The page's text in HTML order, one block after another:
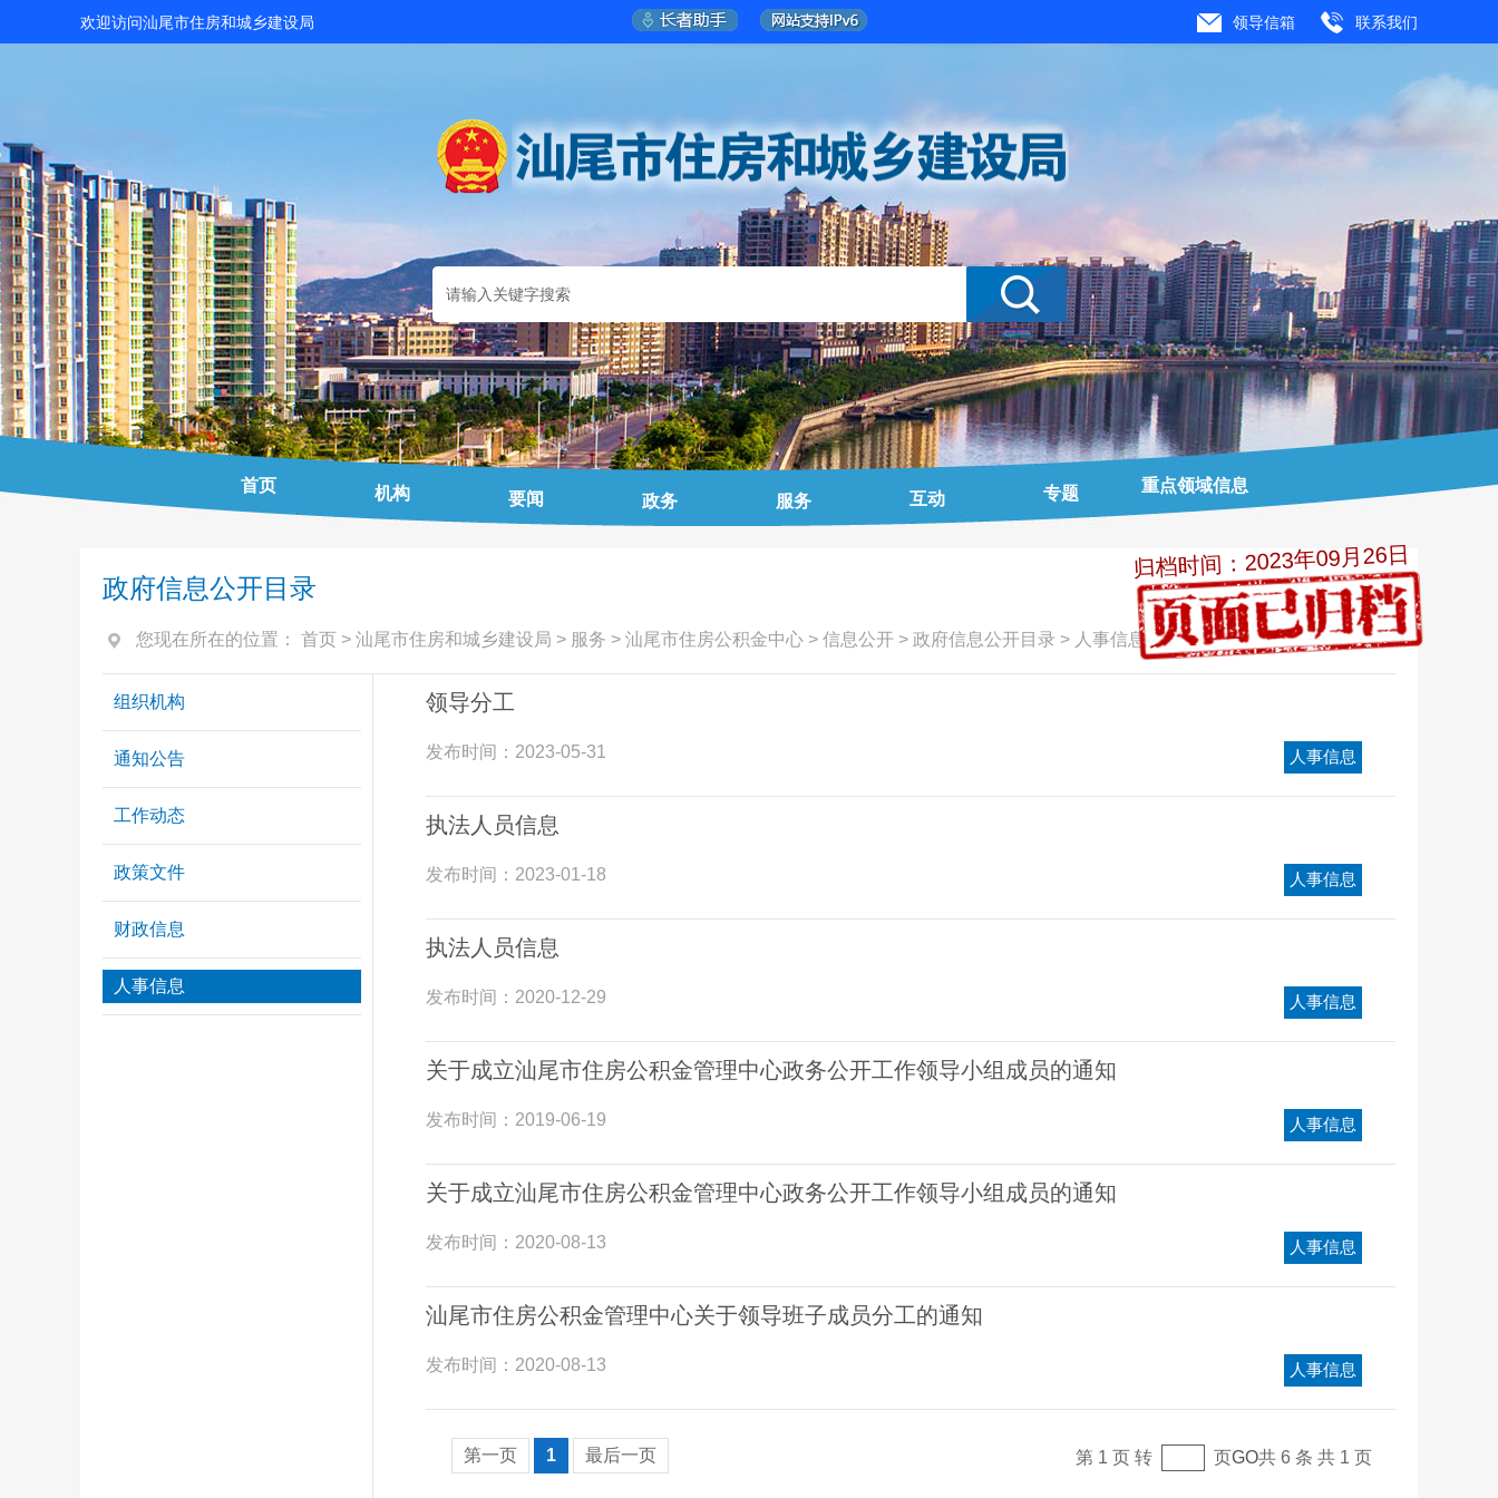
归档时间：2023年09月26日
欢迎访问汕尾市住房和城乡建设局 领导信箱 联系我们
首页 机构 要闻 政务 服务 互动 专题 重点领域信息
政府信息公开目录
您现在所在的位置： 首页 > 汕尾市住房和城乡建设局 > 服务 > 汕尾市住房公积金中心 > 信息公开 > 政府信息公开目录 > 人事信息
组织机构
通知公告
工作动态
政策文件
财政信息
人事信息
领导分工
发布时间： 2023-05-31 人事信息
执法人员信息
发布时间： 2023-01-18 人事信息
执法人员信息
发布时间： 2020-12-29 人事信息
关于成立汕尾市住房公积金管理中心政务公开工作领导小组成员的通知
发布时间： 2019-06-19 人事信息
关于成立汕尾市住房公积金管理中心政务公开工作领导小组成员的通知
发布时间： 2020-08-13 人事信息
汕尾市住房公积金管理中心关于领导班子成员分工的通知
发布时间： 2020-08-13 人事信息
第一页 1 最后一页 第 1 页 转 页GO共 6 条 共 1 页